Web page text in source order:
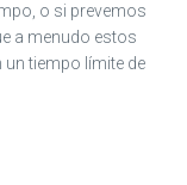
o si prevemos
a menudo estos
tiempo límite de